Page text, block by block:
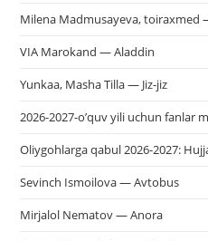
Milena Madmusayeva, toiraxmed
VIA Marokand — Aladdin
Yunkaa, Masha Tilla — Jiz-jiz
2026-2027-o’quv yili uchun fanlar
Oliygohlarga qabul 2026-2027:
Sevinch Ismoilova — Avtobus
Mirjalol Nematov — Anora